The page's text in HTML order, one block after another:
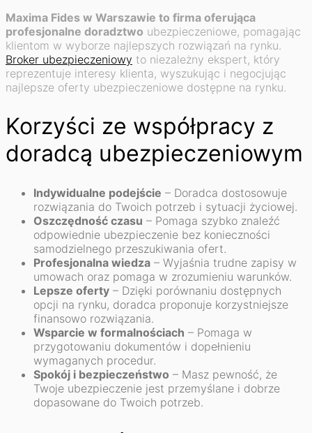
Maxima Fides w Warszawie to firma oferująca
profesjonalne doradztwo ubezpieczeniowe, pomagając
klientom w wyborze najlepszych rozwiązań na rynku.
Broker ubezpieczeniowy to niezależny ekspert, który
reprezentuje interesy klienta, wyszukując i negocjując
najlepsze oferty ubezpieczeniowe dostępne na rynku.
Korzyści ze współpracy z
doradcą ubezpieczeniowym
Indywidualne podejście – Doradca dostosowuje
rozwiązania do Twoich potrzeb i sytuacji życiowej.
Oszczędność czasu – Pomaga szybko znaleźć
odpowiednie ubezpieczenie bez konieczności
samodzielnego przeszukiwania ofert.
Profesjonalna wiedza – Wyjaśnia trudne zapisy w
umowach oraz pomaga w zrozumieniu warunków.
Lepsze oferty – Dzięki porównaniu dostępnych
opcji na rynku, doradca proponuje korzystniejsze
finansowo rozwiązania.
Wsparcie w formalnościach – Pomaga w
przygotowaniu dokumentów i dopełnieniu
wymaganych procedur.
Spokój i bezpieczeństwo – Masz pewność, że
Twoje ubezpieczenie jest przemyślane i dobrze
dopasowane do Twoich potrzeb.